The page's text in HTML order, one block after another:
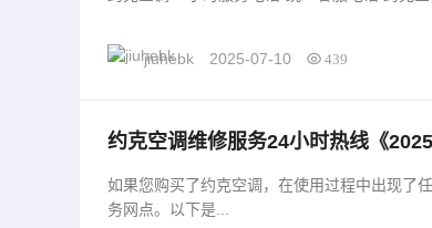
jiuhebk 2025-07-10 439
约克空调维修服务24小时热线《
如果您购买了约克空调，在使用过程中出现了
务网点。以下是...